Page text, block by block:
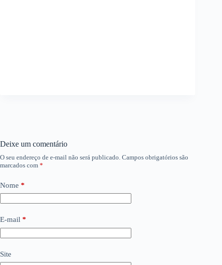
Deixe um comentário
O seu endereço de e-mail não será publicado. Campos obrigatórios são
marcados com *
Nome *
E-mail *
Site